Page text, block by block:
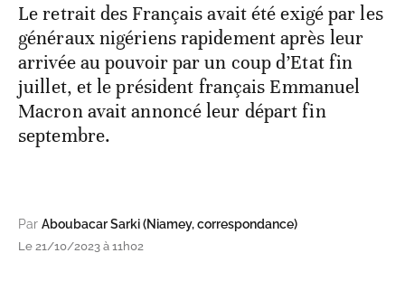
Le retrait des Français avait été exigé par les
généraux nigériens rapidement après leur
arrivée au pouvoir par un coup d’Etat fin
juillet, et le président français Emmanuel
Macron avait annoncé leur départ fin
septembre.
Par Aboubacar Sarki (Niamey, correspondance)
Le 21/10/2023 à 11h02